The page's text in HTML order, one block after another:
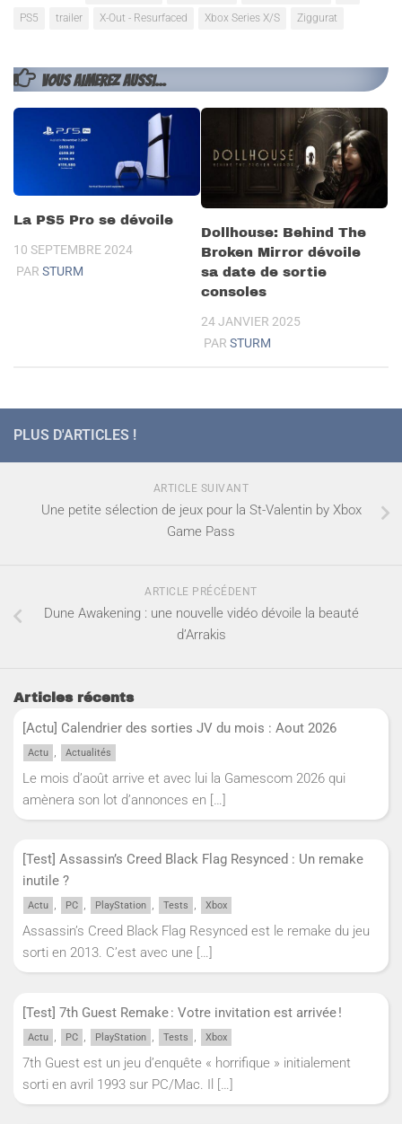
PS5
trailer X-Out - Resurfaced Xbox Series X/S Ziggurat
VOUS AIMEREZ AUSSI...
La PS5 Pro se dévoile
10 SEPTEMBRE 2024
PAR STURM
Dollhouse: Behind The
Broken Mirror dévoile
sa date de sortie
consoles
24 JANVIER 2025
PAR STURM
PLUS D'ARTICLES !
ARTICLE SUIVANT
Une petite sélection de jeux pour la St-Valentin by Xbox
Game Pass
ARTICLE PRÉCÉDENT
Dune Awakening : une nouvelle vidéo dévoile la beauté
d’Arrakis
Articles récents
[Actu] Calendrier des sorties JV du mois : Aout 2026
Actu , Actualités
Le mois d’août arrive et avec lui la Gamescom 2026 qui
amènera son lot d’annonces en […]
[Test] Assassin’s Creed Black Flag Resynced : Un remake
inutile ?
Actu , PC , PlayStation , Tests , Xbox
Assassin’s Creed Black Flag Resynced est le remake du jeu
sorti en 2013. C’est avec une […]
[Test] 7th Guest Remake : Votre invitation est arrivée !
Actu , PC , PlayStation , Tests , Xbox
7th Guest est un jeu d’enquête « horrifique » initialement
sorti en avril 1993 sur PC/Mac. Il […]